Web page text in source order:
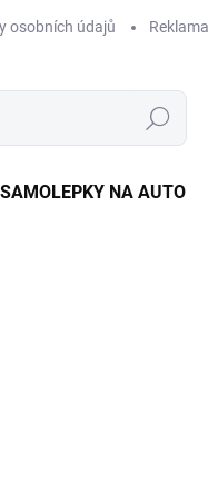
osobních údajů
Hledat
SAMOLEPKY NA AUTO